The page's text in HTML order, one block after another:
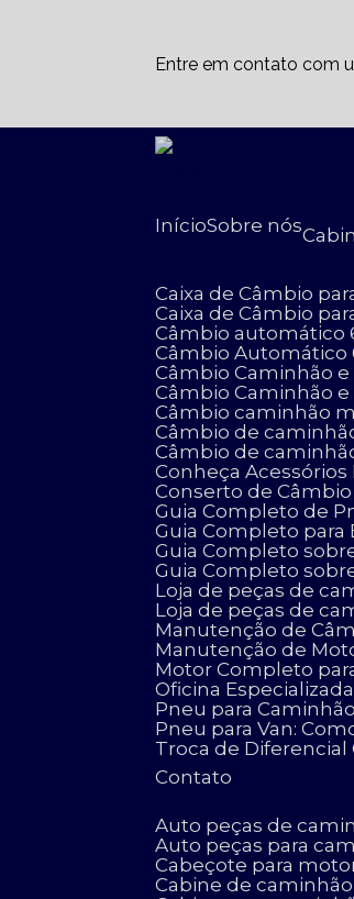
Entre em contato com
Início Sobre nós
Caixa de Câmbio
Caixa de Câmbio
Câmbio
Câmbio
Câmbio Caminhão
Câmbio Caminhão
Câmbio caminhão
Câmbio de
Câmbio de
Conheça
Conserto de
Guia Completo de
Guia Completo
Guia Completo
Guia Completo
Loja de peças de
Loja de peças de
Manutenção de
Manutenção de
Motor Completo
Oficina
Pneu para
Pneu para Van:
Troca de
Contato
Auto peças de
Auto peças para
Cabeçote para
Cabine de